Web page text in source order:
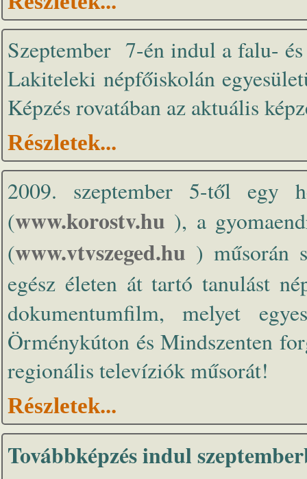
Szeptember 7-én indul a falu-
Lakiteleki népfőiskolán
Képzés rovatában az aktuális
Részletek...
2009. szeptember 5-től egy
(www.korostv.hu ), a
(www.vtvszeged.hu ) műsorán
egész életen át tartó tanulást
dokumentumfilm, melyet
Örménykúton és Mindszenten
regionális televíziók műsorát!
Részletek...
Továbbképzés indul